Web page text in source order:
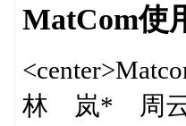
MatCom使
林 岚* 周